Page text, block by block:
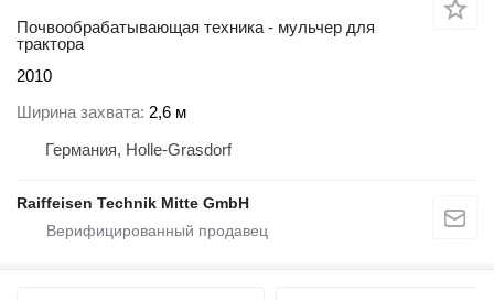
Почвообрабатывающая техника - мульчер для
трактора
2010
Ширина захвата 2,6 м
Германия, Holle-Grasdorf
Raiffeisen Technik Mitte GmbH